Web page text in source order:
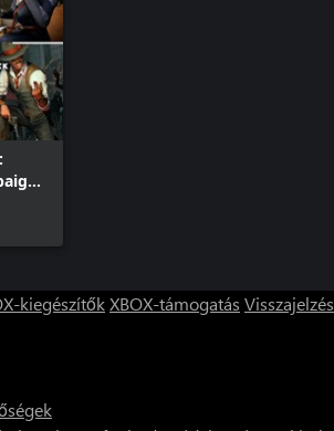
kiegészítőkXBOX-támogatás Visszajelzés